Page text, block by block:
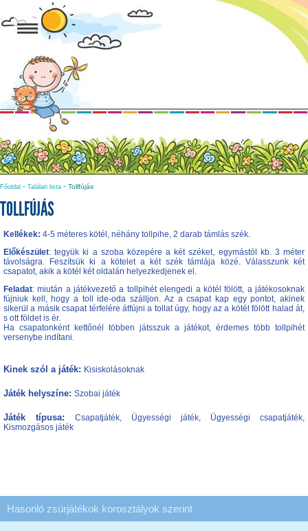
Főoldal - Találati lista - Tollfújás
TOLLFÚJÁS
Kellékek: 4-5 méteres kötél, néhány tollpihe, 2 darab támlás szék.
Előkészület: tegyük ki a szoba közepére a két széket, egymástól kb. 3 méter
távolságra. Feszítsük ki a kötelet a két szék támlája közé. Válasszunk két
csapatot, akik a kötél két oldalán helyezkedjenek el.
Feladat: miután a játékvezető a tollpihét elengedi a kötél fölött, a játékosoknak
fújniuk kell, hogy a toll ide-oda szálljon. Az a csapat kap egy pontot, akinek
sikerül a másik csapat térfelére átfújni a tollat úgy, hogy az a kötél fölött halad át,
s ott földet is ér.
Ha csapatonként kettőnél többen játsszuk a játékot, érdemes több tollpihét
versenybe indítani.
Kinek szól a játék: Kisiskolásoknak
Játék helyszíne: Szobai játék
Játék típusa: Csapatjáték, Ügyességi játék, Ügyességi csapatjáték,
Kismozgásos játék
Hasonló zsúrjátékok korosztályok szerint